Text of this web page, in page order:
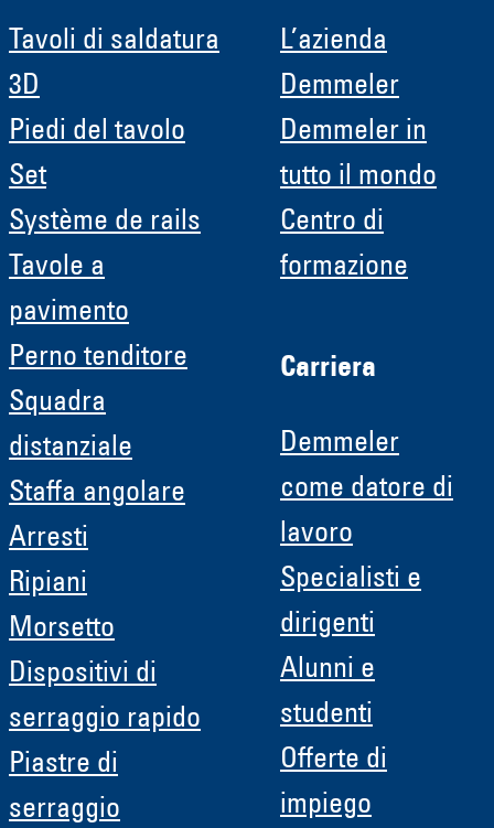
Tavoli di saldatura
3D
Piedi del tavolo
Set
Système de rails
Tavole a
pavimento
Perno tenditore
Squadra
distanziale
Staffa angolare
Arresti
Ripiani
Morsetto
Dispositivi di
serraggio rapido
Piastre di
serraggio
L’azienda
Demmeler
Demmeler in
tutto il mondo
Centro di
formazione
Carriera
Demmeler
come datore di
lavoro
Specialisti e
dirigenti
Alunni e
studenti
Offerte di
impiego